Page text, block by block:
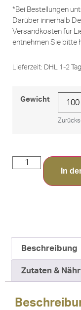
*Bei Bestellungen
Darüber innerhalb
Versandkosten für
entnehmen Sie bitte
Lieferzeit: DHL 1-2
Gewicht
In
Beschreibung
Zutaten &